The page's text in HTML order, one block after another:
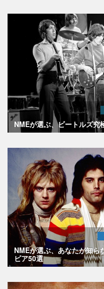
NMEが選ぶ、ビートルズ
NMEが選ぶ、あなたが知ら
ビア50選